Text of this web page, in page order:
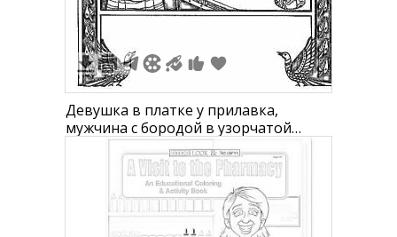
Девушка в платке у прилавка,
мужчина с бородой в узорчатой
жилетке, прилавок с украшениями,
полка с посудой, орнамент листья по